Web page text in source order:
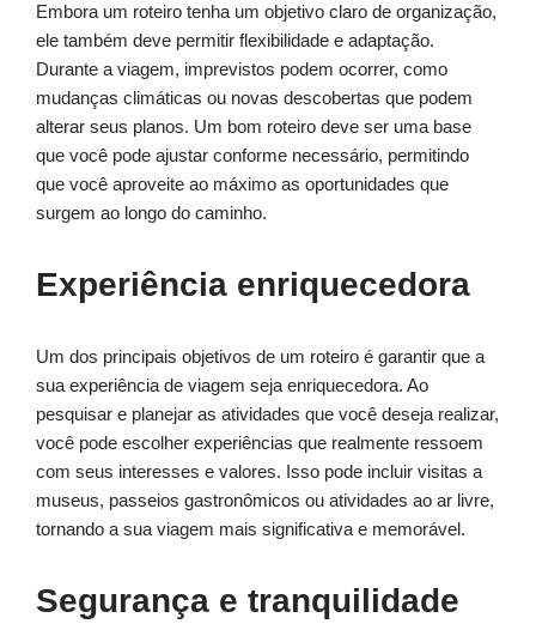
Embora um roteiro tenha um objetivo claro de organização,
ele também deve permitir flexibilidade e adaptação.
Durante a viagem, imprevistos podem ocorrer, como
mudanças climáticas ou novas descobertas que podem
alterar seus planos. Um bom roteiro deve ser uma base
que você pode ajustar conforme necessário, permitindo
que você aproveite ao máximo as oportunidades que
surgem ao longo do caminho.
Experiência enriquecedora
Um dos principais objetivos de um roteiro é garantir que a
sua experiência de viagem seja enriquecedora. Ao
pesquisar e planejar as atividades que você deseja realizar,
você pode escolher experiências que realmente ressoem
com seus interesses e valores. Isso pode incluir visitas a
museus, passeios gastronômicos ou atividades ao ar livre,
tornando a sua viagem mais significativa e memorável.
Segurança e tranquilidade